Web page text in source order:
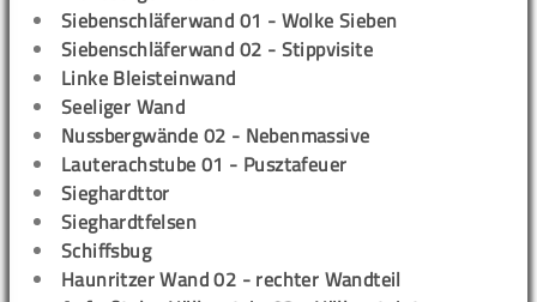
Siebenschläferwand 01 - Wolke Sieben
Siebenschläferwand 02 - Stippvisite
Linke Bleisteinwand
Seeliger Wand
Nussbergwände 02 - Nebenmassive
Lauterachstube 01 - Pusztafeuer
Sieghardttor
Sieghardtfelsen
Schiffsbug
Haunritzer Wand 02 - rechter Wandteil